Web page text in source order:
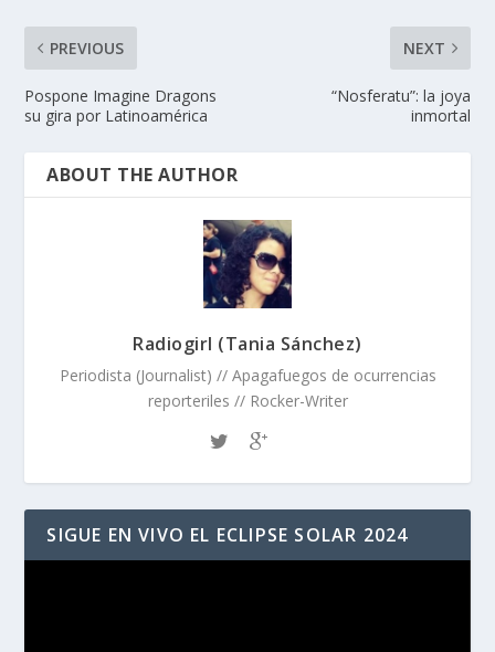
PREVIOUS
Pospone Imagine Dragons
su gira por Latinoamérica
NEXT
“Nosferatu”: la joya
inmortal
ABOUT THE AUTHOR
Radiogirl (Tania Sánchez)
Periodista (Journalist) // Apagafuegos de ocurrencias
reporteriles // Rocker-Writer
SIGUE EN VIVO EL ECLIPSE SOLAR 2024